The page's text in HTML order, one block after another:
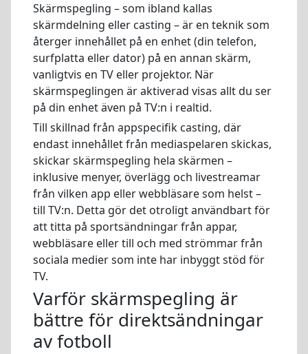
Skärmspegling – som ibland kallas
skärmdelning eller casting – är en teknik som
återger innehållet på en enhet (din telefon,
surfplatta eller dator) på en annan skärm,
vanligtvis en TV eller projektor. När
skärmspeglingen är aktiverad visas allt du ser
på din enhet även på TV:n i realtid.
Till skillnad från appspecifik casting, där
endast innehållet från mediaspelaren skickas,
skickar skärmspegling hela skärmen –
inklusive menyer, överlägg och livestreamar
från vilken app eller webbläsare som helst –
till TV:n. Detta gör det otroligt användbart för
att titta på sportsändningar från appar,
webbläsare eller till och med strömmar från
sociala medier som inte har inbyggt stöd för
TV.
Varför skärmspegling är
bättre för direktsändningar
av fotboll